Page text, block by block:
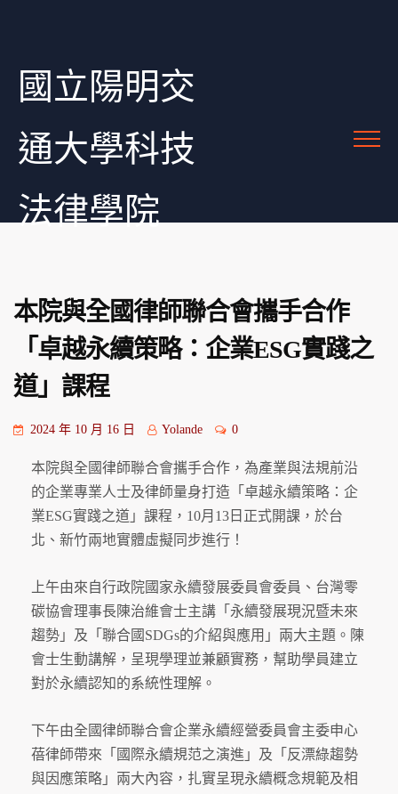
國立陽明交
通大學科技
法律學院
本院與全國律師聯合會攜手合作
「卓越永續策略：企業ESG實踐之
道」課程
2024 年 10 月 16 日 Yolande 0
本院與全國律師聯合會攜手合作，為產業與法規前沿
的企業專業人士及律師量身打造「卓越永續策略：企
業ESG實踐之道」課程，10月13日正式開課，於台
北、新竹兩地實體虛擬同步進行！
上午由來自行政院國家永續發展委員會委員、台灣零
碳協會理事長陳治維會士主講「永續發展現況暨未來
趨勢」及「聯合國SDGs的介紹與應用」兩大主題。陳
會士生動講解，呈現學理並兼顧實務，幫助學員建立
對於永續認知的系統性理解。
下午由全國律師聯合會企業永續經營委員會主委申心
蓓律師帶來「國際永續規范之演進」及「反漂綠趨勢
與因應策略」兩大內容，扎實呈現永續概念規範及相